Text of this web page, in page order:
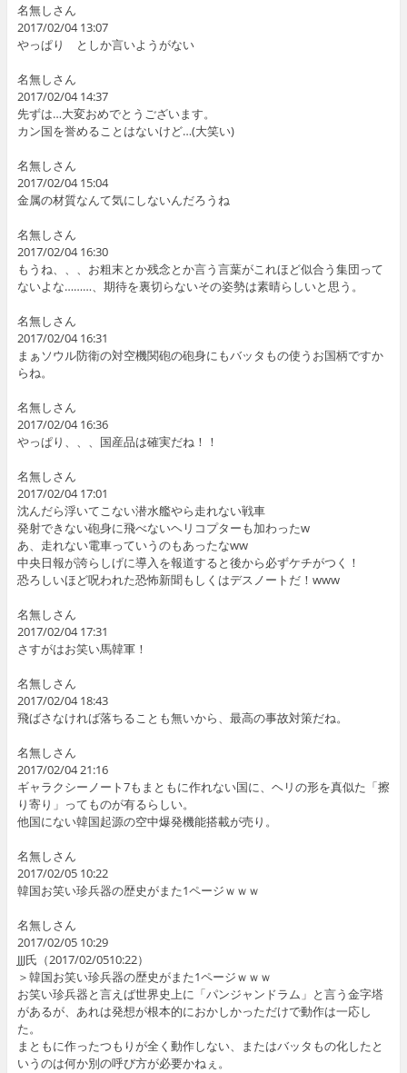
名無しさん
2017/02/04 13:07
やっぱり としか言いようがない
名無しさん
2017/02/04 14:37
先ずは…大変おめでとうございます。
カン国を誉めることはないけど…(大笑い)
名無しさん
2017/02/04 15:04
金属の材質なんて気にしないんだろうね
名無しさん
2017/02/04 16:30
もうね、、、お粗末とか残念とか言う言葉がこれほど似合う集団って
ないよな………、期待を裏切らないその姿勢は素晴らしいと思う。
名無しさん
2017/02/04 16:31
まぁソウル防衛の対空機関砲の砲身にもバッタもの使うお国柄ですか
らね。
名無しさん
2017/02/04 16:36
やっぱり、、、国産品は確実だね！！
名無しさん
2017/02/04 17:01
沈んだら浮いてこない潜水艦やら走れない戦車
発射できない砲身に飛べないヘリコプターも加わったw
あ、走れない電車っていうのもあったなww
中央日報が誇らしげに導入を報道すると後から必ずケチがつく！
恐ろしいほど呪われた恐怖新聞もしくはデスノートだ！www
名無しさん
2017/02/04 17:31
さすがはお笑い馬韓軍！
名無しさん
2017/02/04 18:43
飛ばさなければ落ちることも無いから、最高の事故対策だね。
名無しさん
2017/02/04 21:16
ギャラクシーノート7もまともに作れない国に、ヘリの形を真似た「擦
り寄り」ってものが有るらしい。
他国にない韓国起源の空中爆発機能搭載が売り。
名無しさん
2017/02/05 10:22
韓国お笑い珍兵器の歴史がまた1ページｗｗｗ
名無しさん
2017/02/05 10:29
JJJ氏（2017/02/0510:22）
＞韓国お笑い珍兵器の歴史がまた1ページｗｗｗ
お笑い珍兵器と言えば世界史上に「パンジャンドラム」と言う金字塔
があるが、あれは発想が根本的におかしかっただけで動作は一応し
た。
まともに作ったつもりが全く動作しない、またはバッタもの化したと
いうのは何か別の呼び方が必要かねぇ。